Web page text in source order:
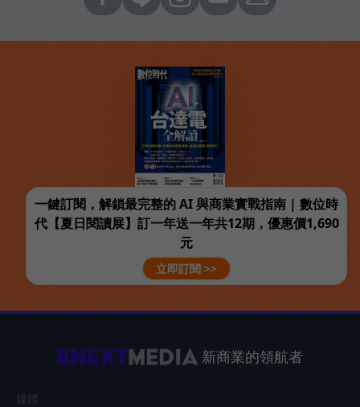
一鍵訂閱，解鎖最完整的 AI 與商業實戰指南 | 數位時
代【夏日閱讀展】訂一年送一年共12期，優惠價1,690
元
立即訂閱 >>
新商業的領航者
媒體